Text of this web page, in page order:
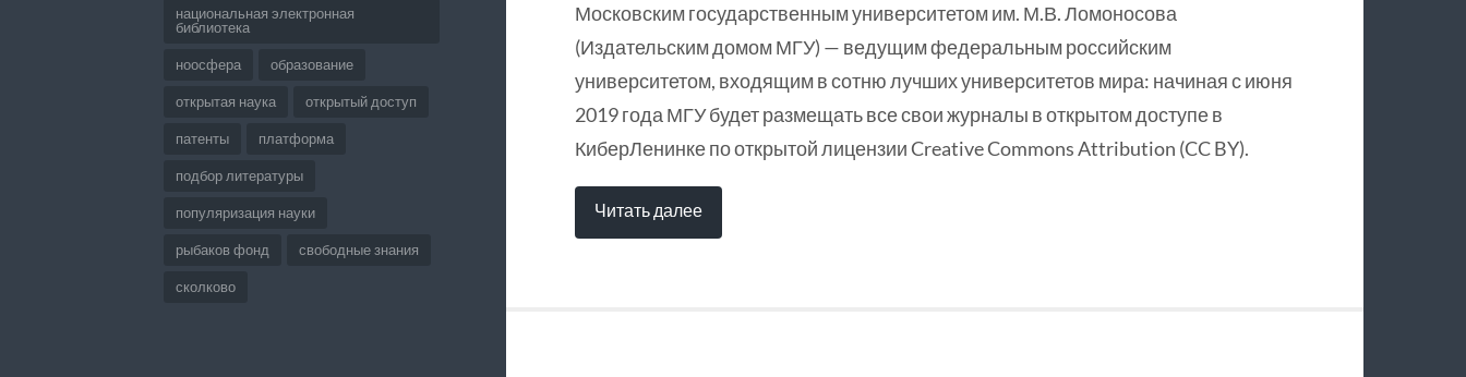
национальная электронная
библиотека
ноосфера образование
открытая наука открытый доступ
патенты платформа
подбор литературы
популяризация науки
рыбаков фонд свободные знания
сколково
Московским государственным университетом им. М.В. Ломоносова
(Издательским домом МГУ) — ведущим федеральным российским
университетом, входящим в сотню лучших университетов мира: начиная с июня
2019 года МГУ будет размещать все свои журналы в открытом доступе в
КиберЛенинке по открытой лицензии Creative Commons Attribution (CC BY).
Читать далее